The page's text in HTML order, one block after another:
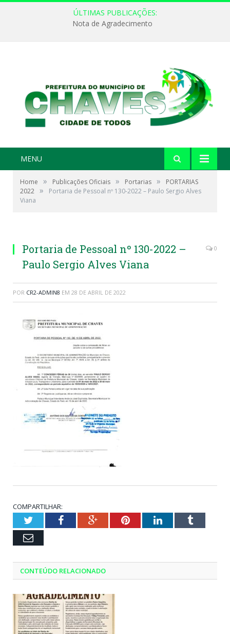
ÚLTIMAS PUBLICAÇÕES:
Nota de Agradecimento
MENU
Home » Publicações Oficiais » Portarias »
PORTARIAS
2022 »
Portaria de Pessoal nº 130-2022 – Paulo Sergio Alves
Viana
Portaria de Pessoal nº 130-2022 –
Paulo Sergio Alves Viana
0
POR CR2-ADMIN8 EM 28 DE ABRIL DE 2022
COMPARTILHAR:
TwitterFacebookGoogle+PinterestLinkedInTumblr
Email
CONTEÚDO RELACIONADO